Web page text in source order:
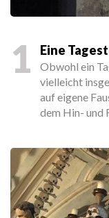
1 Eine
Obwohl ein
vielleicht
auf eigene
dem Hin- und